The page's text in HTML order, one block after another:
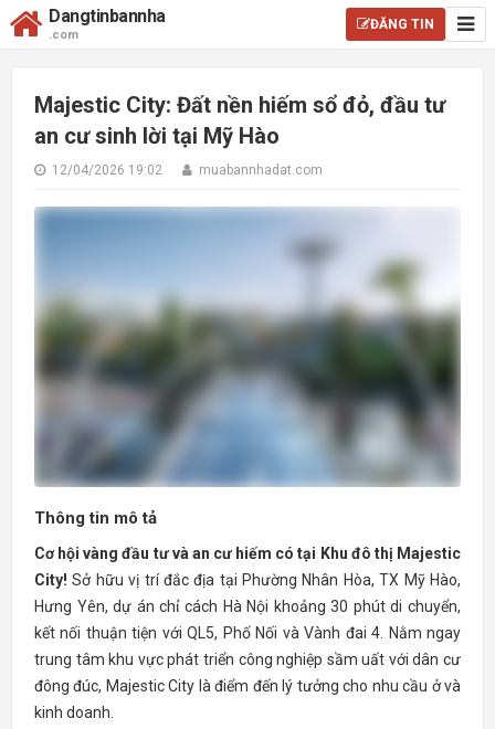
Dangtinbannha
.com
ĐĂNG TIN
Majestic City: Đất nền hiếm sổ đỏ, đầu tư
an cư sinh lời tại Mỹ Hào
12/04/2026 19:02 muabannhadat.com
Thông tin mô tả
Cơ hội vàng đầu tư và an cư hiếm có tại Khu đô thị Majestic
City! Sở hữu vị trí đắc địa tại Phường Nhân Hòa, TX Mỹ Hào,
Hưng Yên, dự án chỉ cách Hà Nội khoảng 30 phút di chuyển,
kết nối thuận tiện với QL5, Phố Nối và Vành đai 4. Nằm ngay
trung tâm khu vực phát triển công nghiệp sầm uất với dân cư
đông đúc, Majestic City là điểm đến lý tưởng cho nhu cầu ở và
kinh doanh.